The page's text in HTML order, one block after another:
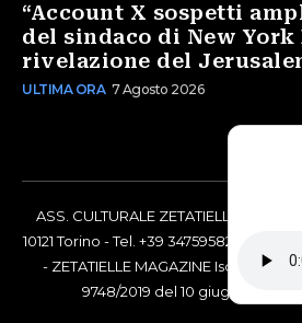
“Account X sospetti
del sindaco di New York
rivelazione del
ULTIMA ORA 7 Agosto 2026
ASS. CULTURALE ZETATIELLE OFF
10121 Torino - Tel. +39 3475958238 -
- ZETATIELLE MAGAZINE Iscrizione al
9748/2019 del 10 giugno 2019 -